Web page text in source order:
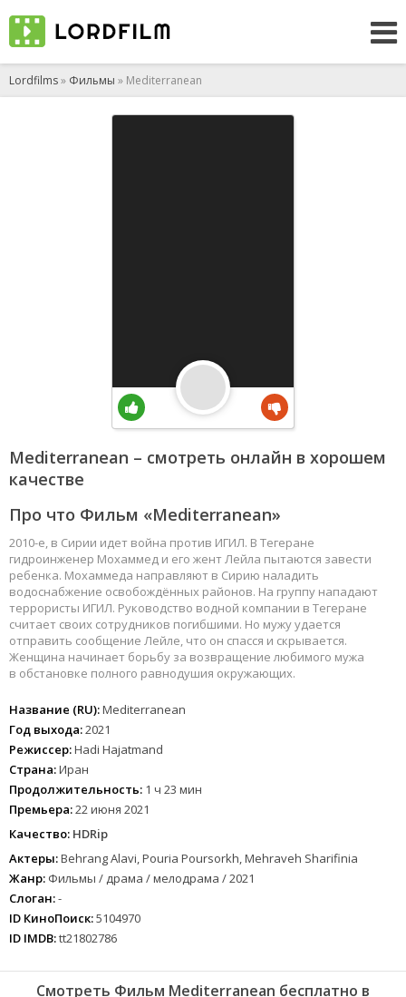
Lordfilms» Фильмы » Mediterranean
Mediterranean – смотреть онлайн в хорошем
качестве
Про что Фильм «Mediterranean»
2010-е, в Сирии идет война против ИГИЛ. В Тегеране
гидроинженер Мохаммед и его жент Лейла пытаются завести
ребенка. Мохаммеда направляют в Сирию наладить
водоснабжение освобождённых районов. На группу нападают
террористы ИГИЛ. Руководство водной компании в Тегеране
считает своих сотрудников погибшими. Но мужу удается
отправить сообщение Лейле, что он спасся и скрывается.
Женщина начинает борьбу за возвращение любимого мужа
в обстановке полного равнодушия окружающих.
Название (RU):Mediterranean
Год выхода:2021
Режиссер:Hadi Hajatmand
Страна:Иран
Продолжительность: 1 ч 23 мин
Премьера:22 июня 2021
Качество: HDRip
Актеры:Behrang Alavi, Pouria Poursorkh, Mehraveh Sharifinia
Жанр: Фильмы / драма / мелодрама / 2021
Слоган:-
ID КиноПоиск:5104970
ID IMDB:tt21802786
Смотреть Фильм Mediterranean бесплатно в